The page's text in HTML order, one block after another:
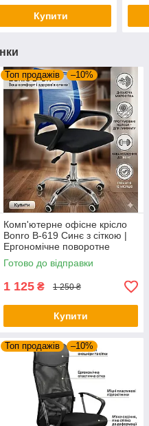
Купити
Топ продажів –10%
Комп'ютерне офісне крісло
Bonro B-619 Синє з сіткою |
Ергономічне поворотне
крісло для школяра та офісу
Готово до відправки
1 125 ₴ 1 250 ₴
Купити
Топ продажів –10%